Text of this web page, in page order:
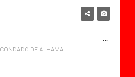
ZU VERKAUFEN APARTMENT IN CONDADO DE ALHAMA, ALHAMA DE MURCIA MIT POOL
DE ALHAMA